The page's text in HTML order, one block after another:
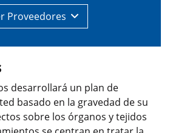
Proveedores
desarrollará un plan de
basado en la gravedad de su
sobre los órganos y tejidos